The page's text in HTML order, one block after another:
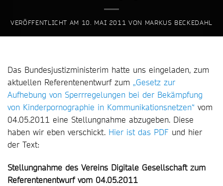
VERÖFFENTLICHT AM 10. MAI 2011 VON MARKUS BECKEDAHL
Das Bundesjustizministerim hatte uns eingeladen, zum
aktuellen Referentenentwurf zum „Gesetz zur
Aufhebung von Sperrregelungen bei der Bekämpfung
von Kinderpornographie in Kommunikationsnetzen“ vom
04.05.2011 eine Stellungnahme abzugeben. Diese
haben wir eben verschickt. Hier ist das PDF und hier
der Text:
Stellungnahme des Vereins Digitale Gesellschaft zum
Referentenentwurf vom 04.05.2011